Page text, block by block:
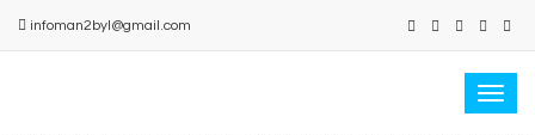
infoman2byl@gmail.com